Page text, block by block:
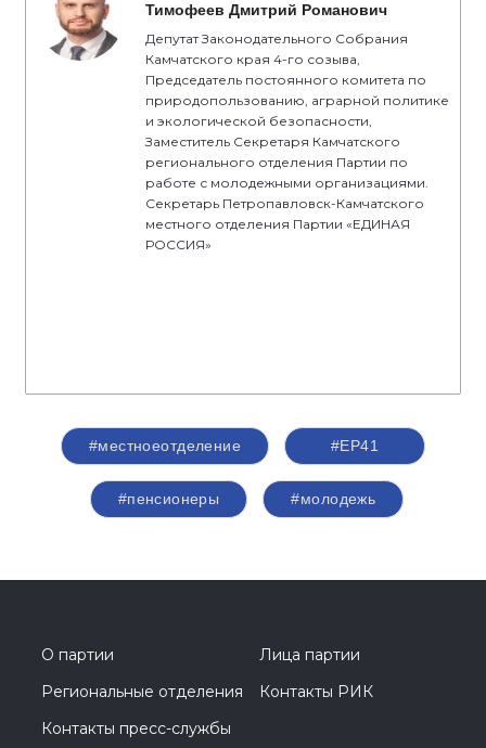
Тимофеев Дмитрий Романович
Депутат Законодательного Собрания
Камчатского края 4-го созыва,
Председатель постоянного комитета по
природопользованию, аграрной политике
и экологической безопасности,
Заместитель Секретаря Камчатского
регионального отделения Партии по
работе с молодежными организациями.
Секретарь Петропавловск-Камчатского
местного отделения Партии «ЕДИНАЯ
РОССИЯ»
#местноеотделение #ЕР41
#пенсионеры #молодежь
О партии
Лица партии
Региональные отделения
Контакты РИК
Контакты пресс-службы